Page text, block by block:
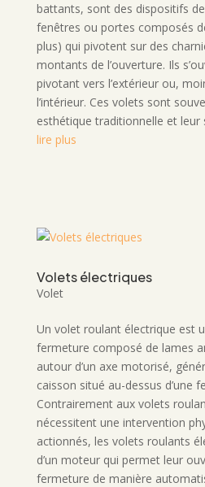
battants, sont des dispositifs
fenêtres ou portes composés
plus) qui pivotent sur des
montants de l’ouverture. Ils
pivotant vers l’extérieur ou,
l’intérieur. Ces volets sont
esthétique traditionnelle et leur
lire plus
Volets électriques
Volet
Un volet roulant électrique est
fermeture composé de lames
autour d’un axe motorisé,
caisson situé au-dessus d’une
Contrairement aux volets
nécessitent une intervention
actionnés, les volets roulants
d’un moteur qui permet leur
fermeture de manière